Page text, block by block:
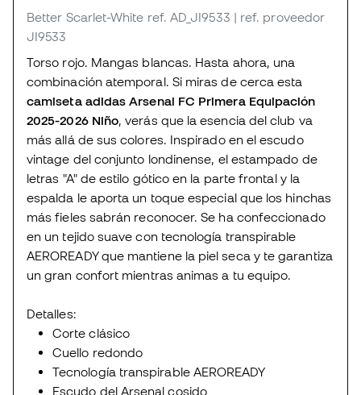
Better Scarlet-White ref. AD_JI9533 | ref. proveedor
JI9533
Torso rojo. Mangas blancas. Hasta ahora, una
combinación atemporal. Si miras de cerca esta
camiseta adidas Arsenal FC Primera Equipación
2025-2026 Niño, verás que la esencia del club va
más allá de sus colores. Inspirado en el escudo
vintage del conjunto londinense, el estampado de
letras "A" de estilo gótico en la parte frontal y la
espalda le aporta un toque especial que los hinchas
más fieles sabrán reconocer. Se ha confeccionado
en un tejido suave con tecnología transpirable
AEROREADY que mantiene la piel seca y te garantiza
un gran confort mientras animas a tu equipo.
Detalles:
Corte clásico
Cuello redondo
Tecnología transpirable AEROREADY
Escudo del Arsenal cosido